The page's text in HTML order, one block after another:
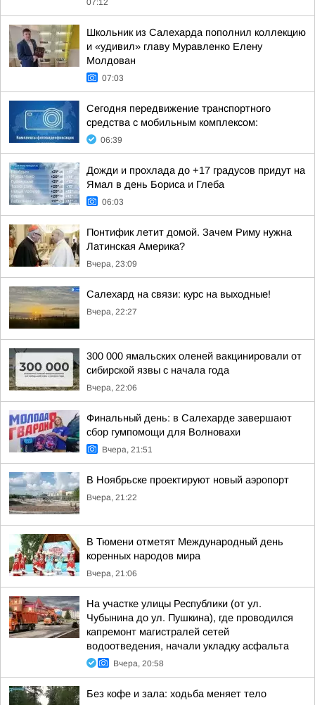
07:12
Школьник из Салехарда пополнил коллекцию
и «удивил» главу Муравленко Елену
Молдован
07:03
Сегодня передвижение транспортного
средства с мобильным комплексом:
06:39
Дожди и прохлада до +17 градусов придут на
Ямал в день Бориса и Глеба
06:03
Понтифик летит домой. Зачем Риму нужна
Латинская Америка?
Вчера, 23:09
Салехард на связи: курс на выходные!
Вчера, 22:27
300 000 ямальских оленей вакцинировали от
сибирской язвы с начала года
Вчера, 22:06
Финальный день: в Салехарде завершают
сбор гумпомощи для Волновахи
Вчера, 21:51
В Ноябрьске проектируют новый аэропорт
Вчера, 21:22
В Тюмени отметят Международный день
коренных народов мира
Вчера, 21:06
На участке улицы Республики (от ул.
Чубынина до ул. Пушкина), где проводился
капремонт магистралей сетей
водоотведения, начали укладку асфальта
Вчера, 20:58
Без кофе и зала: ходьба меняет тело